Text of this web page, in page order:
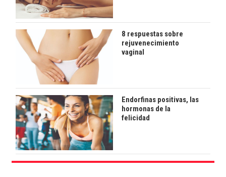
8 respuestas sobre
rejuvenecimiento
vaginal
Endorfinas positivas, las
hormonas de la
felicidad